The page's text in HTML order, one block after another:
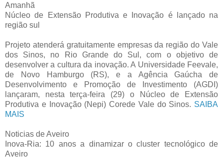
Amanhã
Núcleo de Extensão Produtiva e Inovação é lançado na
região sul
Projeto atenderá gratuitamente empresas da região do Vale
dos Sinos, no Rio Grande do Sul, com o objetivo de
desenvolver a cultura da inovação. A Universidade Feevale,
de Novo Hamburgo (RS), e a Agência Gaúcha de
Desenvolvimento e Promoção de Investimento (AGDI)
lançaram, nesta terça-feira (29) o Núcleo de Extensão
Produtiva e Inovação (Nepi) Corede Vale do Sinos. SAIBA
MAIS
Noticias de Aveiro
Inova-Ria: 10 anos a dinamizar o cluster tecnológico de
Aveiro